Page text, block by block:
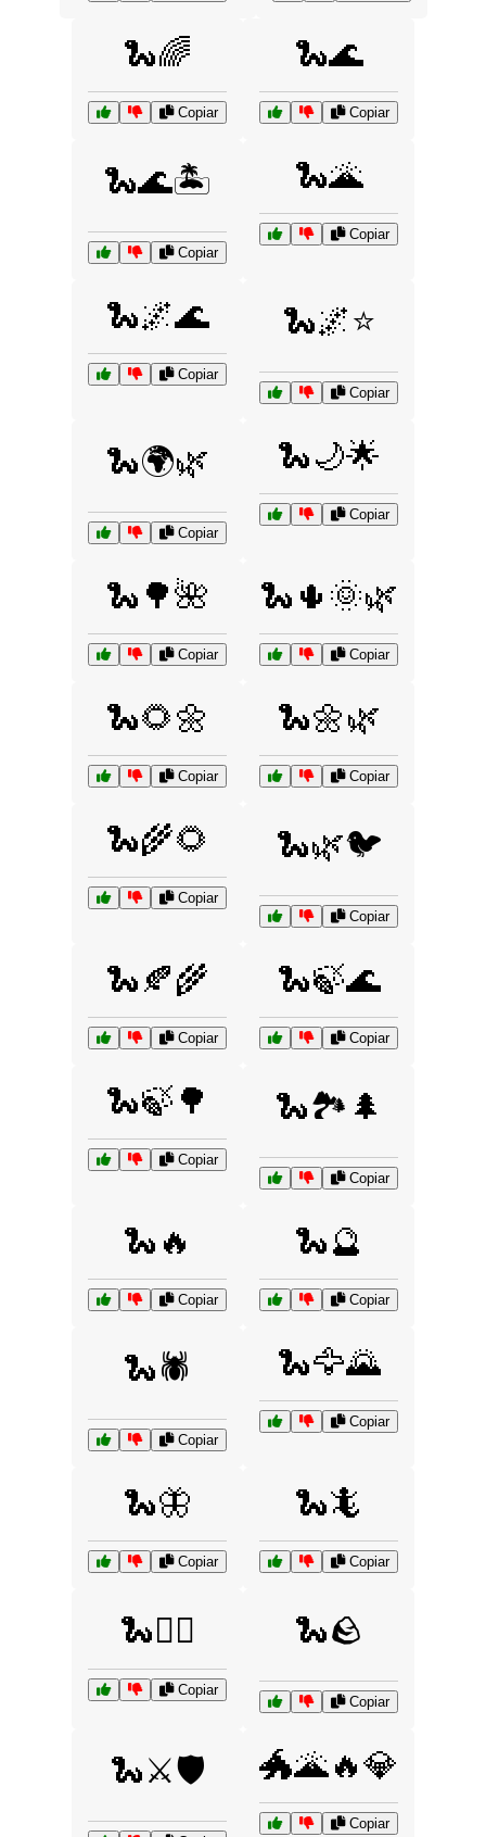
🐍🌈
Copiar
🐍🌊
Copiar
🐍🌊🏝️
Copiar
🐍🌋
Copiar
🐍🌌🌊
Copiar
🐍🌌⭐
Copiar
🐍🌍🌿
Copiar
🐍🌙🌟
Copiar
🐍🌳🌺
Copiar
🐍🌵🌞🌿
Copiar
🐍🌻🌼
Copiar
🐍🌼🌿
Copiar
🐍🌾🌻
Copiar
🐍🌿🐦
Copiar
🐍🍂🌾
Copiar
🐍🍃🌊
Copiar
🐍🍃🌳
Copiar
🐍🏞️🌲
Copiar
🐍🔥
Copiar
🐍🔮
Copiar
🐍🕷️
Copiar
🐍🦅🌄
Copiar
🐍🦋
Copiar
🐍🦎
Copiar
🐍🧙‍♂️
Copiar
🐍🪨
Copiar
🐍⚔️🛡️ 🐲🌋🔥💎
Copiar